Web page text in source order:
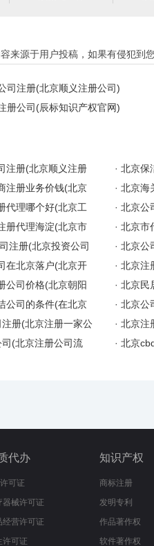
来源于用户投稿，如果有侵犯到
司注册(北京顺义注册公司)
册公司(辰标知识产权官网)
注册(北京顺义注册
注册业务价钱(北京
代理哪个好(北京工
册代理海淀(北京市
注册(北京投资公司
在北京落户(北京开
公司价格(北京朝阳
公司的条件(在北京
册(北京注册一家公
(北京注册公司流
· 北京保
· 北京海
· 北京公
· 北京市
· 北京公
· 北京注
· 北京民
· 北京公
· 北京注
· 北京
代办
可证
器械许可证
经营许可证
许可证
知识产权
商标注册
发明专利
作品著作权
软件著作权